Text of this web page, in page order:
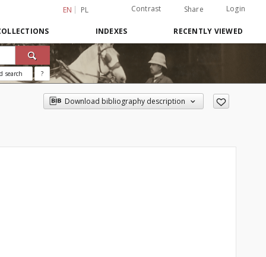
EN PL Contrast Share Login
INDEXES RECENTLY VIEWED
search ?
Download bibliography description